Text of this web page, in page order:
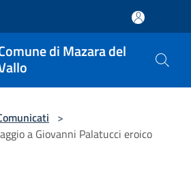
di Mazara del
>
a Giovanni Palatucci eroico